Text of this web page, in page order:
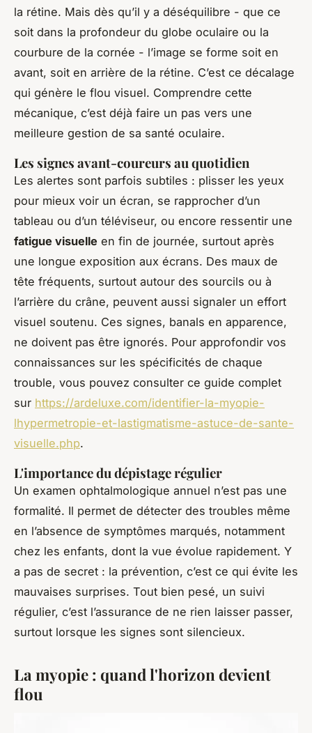
la rétine. Mais dès qu’il y a déséquilibre - que ce
soit dans la profondeur du globe oculaire ou la
courbure de la cornée - l’image se forme soit en
avant, soit en arrière de la rétine. C’est ce décalage
qui génère le flou visuel. Comprendre cette
mécanique, c’est déjà faire un pas vers une
meilleure gestion de sa santé oculaire.
Les signes avant-coureurs au quotidien
Les alertes sont parfois subtiles : plisser les yeux
pour mieux voir un écran, se rapprocher d’un
tableau ou d’un téléviseur, ou encore ressentir une
fatigue visuelle en fin de journée, surtout après
une longue exposition aux écrans. Des maux de
tête fréquents, surtout autour des sourcils ou à
l’arrière du crâne, peuvent aussi signaler un effort
visuel soutenu. Ces signes, banals en apparence,
ne doivent pas être ignorés. Pour approfondir vos
connaissances sur les spécificités de chaque
trouble, vous pouvez consulter ce guide complet
sur https://ardeluxe.com/identifier-la-myopie-
lhypermetropie-et-lastigmatisme-astuce-de-sante-
visuelle.php.
L'importance du dépistage régulier
Un examen ophtalmologique annuel n’est pas une
formalité. Il permet de détecter des troubles même
en l’absence de symptômes marqués, notamment
chez les enfants, dont la vue évolue rapidement. Y
a pas de secret : la prévention, c’est ce qui évite les
mauvaises surprises. Tout bien pesé, un suivi
régulier, c’est l’assurance de ne rien laisser passer,
surtout lorsque les signes sont silencieux.
La myopie : quand l'horizon devient
flou